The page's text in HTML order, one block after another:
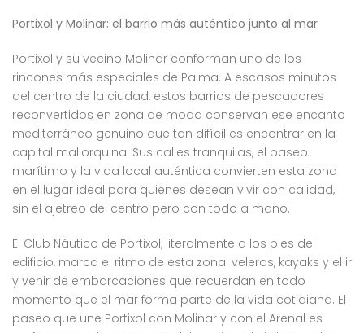
Portixol y Molinar: el barrio más auténtico junto al mar
Portixol y su vecino Molinar conforman uno de los
rincones más especiales de Palma. A escasos minutos
del centro de la ciudad, estos barrios de pescadores
reconvertidos en zona de moda conservan ese encanto
mediterráneo genuino que tan difícil es encontrar en la
capital mallorquina. Sus calles tranquilas, el paseo
marítimo y la vida local auténtica convierten esta zona
en el lugar ideal para quienes desean vivir con calidad,
sin el ajetreo del centro pero con todo a mano.
El Club Náutico de Portixol, literalmente a los pies del
edificio, marca el ritmo de esta zona: veleros, kayaks y el ir
y venir de embarcaciones que recuerdan en todo
momento que el mar forma parte de la vida cotidiana. El
paseo que une Portixol con Molinar y con el Arenal es